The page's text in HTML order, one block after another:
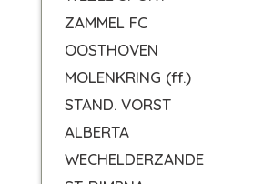
ZAMMEL FC
OOSTHOVEN
MOLENKRING (ff.)
STAND. VORST
ALBERTA
WECHELDERZANDE